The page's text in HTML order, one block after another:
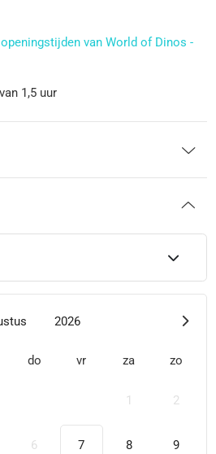
van World of Dinos -
1,5 uur
2026
do vr za zo
1 2
6 7 8 9